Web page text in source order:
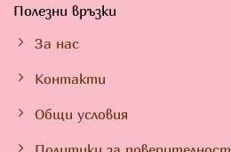
Полезни връзки
За нас
Контакти
Общи условия